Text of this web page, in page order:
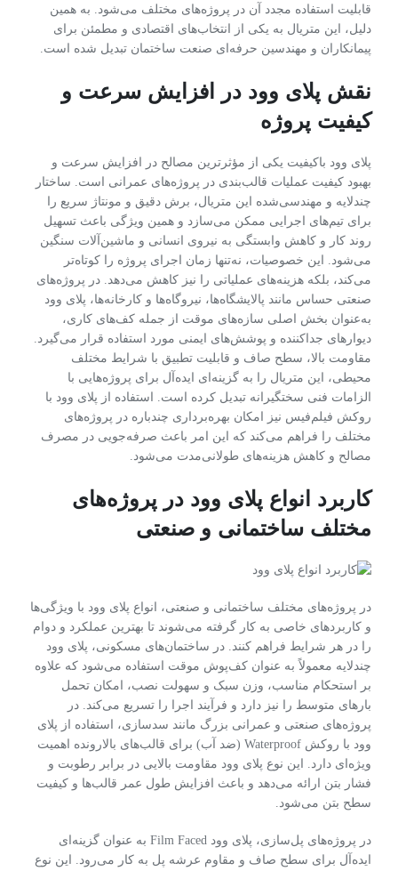
قابلیت استفاده مجدد آن در پروژه‌های مختلف می‌شود. به همین
دلیل، این متریال به یکی از انتخاب‌های اقتصادی و مطمئن برای
پیمانکاران و مهندسین حرفه‌ای صنعت ساختمان تبدیل شده است.
نقش پلای وود در افزایش سرعت و
کیفیت پروژه
پلای وود باکیفیت یکی از مؤثرترین مصالح در افزایش سرعت و
بهبود کیفیت عملیات قالب‌بندی در پروژه‌های عمرانی است. ساختار
چندلایه و مهندسی‌شده این متریال، برش دقیق و مونتاژ سریع را
برای تیم‌های اجرایی ممکن می‌سازد و همین ویژگی باعث تسهیل
روند کار و کاهش وابستگی به نیروی انسانی و ماشین‌آلات سنگین
می‌شود. این خصوصیات، نه‌تنها زمان اجرای پروژه را کوتاه‌تر
می‌کند، بلکه هزینه‌های عملیاتی را نیز کاهش می‌دهد. در پروژه‌های
صنعتی حساس مانند پالایشگاه‌ها، نیروگاه‌ها و کارخانه‌ها، پلای وود
به‌عنوان بخش اصلی سازه‌های موقت از جمله کف‌های کاری،
دیوارهای جداکننده و پوشش‌های ایمنی مورد استفاده قرار می‌گیرد.
مقاومت بالا، سطح صاف و قابلیت تطبیق با شرایط مختلف
محیطی، این متریال را به گزینه‌ای ایده‌آل برای پروژه‌هایی با
الزامات فنی سختگیرانه تبدیل کرده است. استفاده از پلای وود با
روکش فیلم‌فیس نیز امکان بهره‌برداری چندباره در پروژه‌های
مختلف را فراهم می‌کند که این امر باعث صرفه‌جویی در مصرف
مصالح و کاهش هزینه‌های طولانی‌مدت می‌شود.
کاربرد انواع پلای وود در پروژه‌های
مختلف ساختمانی و صنعتی
در پروژه‌های مختلف ساختمانی و صنعتی، انواع پلای وود با ویژگی‌ها
و کاربردهای خاصی به کار گرفته می‌شوند تا بهترین عملکرد و دوام
را در هر شرایط فراهم کنند. در ساختمان‌های مسکونی، پلای وود
چندلایه معمولاً به عنوان کف‌پوش موقت استفاده می‌شود که علاوه
بر استحکام مناسب، وزن سبک و سهولت نصب، امکان تحمل
بارهای متوسط را نیز دارد و فرآیند اجرا را تسریع می‌کند. در
پروژه‌های صنعتی و عمرانی بزرگ مانند سدسازی، استفاده از پلای
وود با روکش Waterproof (ضد آب) برای قالب‌های بالارونده اهمیت
ویژه‌ای دارد. این نوع پلای وود مقاومت بالایی در برابر رطوبت و
فشار بتن ارائه می‌دهد و باعث افزایش طول عمر قالب‌ها و کیفیت
سطح بتن می‌شود.
در پروژه‌های پل‌سازی، پلای وود Film Faced به عنوان گزینه‌ای
ایده‌آل برای سطح صاف و مقاوم عرشه پل به کار می‌رود. این نوع